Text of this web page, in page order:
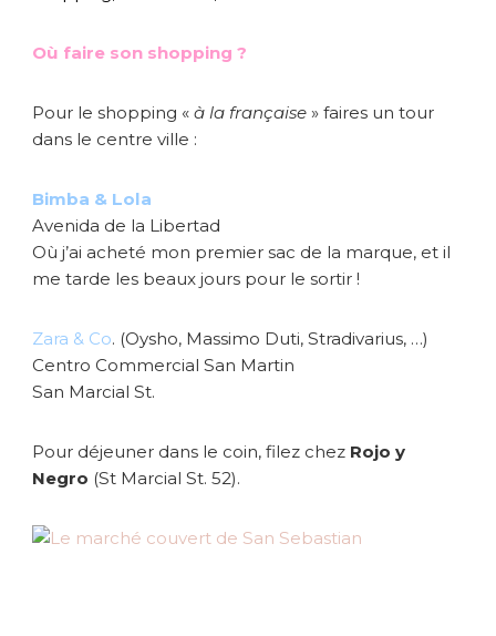
Où faire son shopping ?
Pour le shopping « à la française » faires un tour
dans le centre ville :
Bimba & Lola
Avenida de la Libertad
Où j’ai acheté mon premier sac de la marque, et il
me tarde les beaux jours pour le sortir !
Zara & Co. (Oysho, Massimo Duti, Stradivarius, …)
Centro Commercial San Martin
San Marcial St.
Pour déjeuner dans le coin, filez chez Rojo y
Negro (St Marcial St. 52).